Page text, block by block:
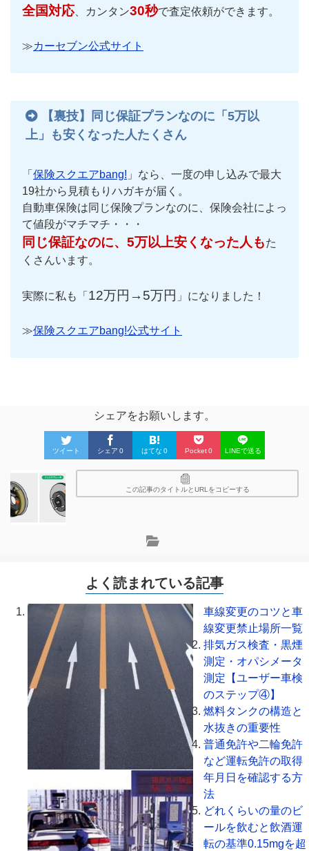
全国対応、カンタン30秒で査定依頼ができます。
≫カーセブン公式サイト
【裏技】同じ保証プランなのに「5万以
上」も安くなった人たくさん
「 保険スクエアbang! 」なら、一度の申し込みで最大
19社から見積もりハガキが届く。
自動車保険は同じ保険プランなのに、保険会社によっ
て値段がマチマチ・・・
同じ保証なのに、5万以上安くなった人もた
くさんいます。
実際に私も「 12万円→5万円 」になりました！
≫保険スクエアbang!公式サイト
シェアをお願いします。
ツイート シェア 0 はてな 0 Pocket0 LINEで送る
この記事のタイトルとURLをコピーする
よく読まれている記事
車線変更のコツと車
線変更禁止場所一覧
排気ガス検査・黒煙
測定・オパシメータ
測定【ユーザー車検
のステップ④】
燃料タンクの構造と
水抜きの重要性
普通免許や二輪免許
など運転免許の取得
年月日を確認する方
法
どれくらいの量のビ
ールを飲むと飲酒運
転の基準0.15mgを超